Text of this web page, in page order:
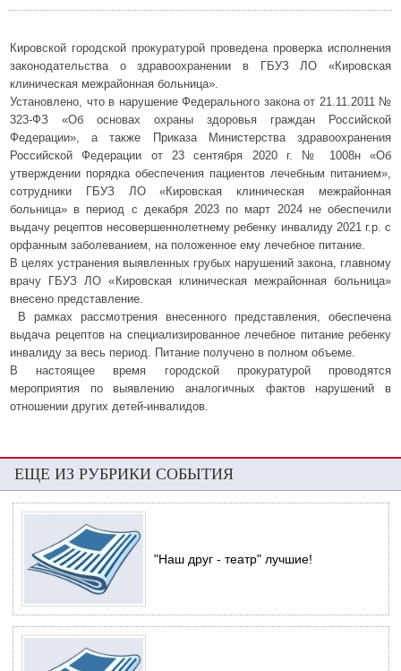
Кировской городской прокуратурой проведена проверка исполнения
законодательства о здравоохранении в ГБУЗ ЛО «Кировская
клиническая межрайонная больница».
Установлено, что в нарушение Федерального закона от 21.11.2011 №
323-ФЗ «Об основах охраны здоровья граждан Российской
Федерации», а также Приказа Министерства здравоохранения
Российской Федерации от 23 сентября 2020 г. № 1008н «Об
утверждении порядка обеспечения пациентов лечебным питанием»,
сотрудники ГБУЗ ЛО «Кировская клиническая межрайонная
больница» в период с декабря 2023 по март 2024 не обеспечили
выдачу рецептов несовершеннолетнему ребенку инвалиду 2021 г.р. с
орфанным заболеванием, на положенное ему лечебное питание.
В целях устранения выявленных грубых нарушений закона, главному
врачу ГБУЗ ЛО «Кировская клиническая межрайонная больница»
внесено представление.
В рамках рассмотрения внесенного представления, обеспечена
выдача рецептов на специализированное лечебное питание ребенку
инвалиду за весь период. Питание получено в полном объеме.
В настоящее время городской прокуратурой проводятся
мероприятия по выявлению аналогичных фактов нарушений в
отношении других детей-инвалидов.
ЕЩЕ ИЗ РУБРИКИ СОБЫТИЯ
"Наш друг - театр" лучшие!